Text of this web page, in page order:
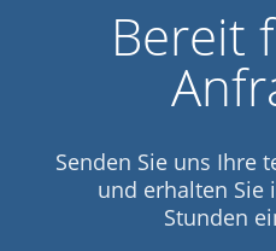
Bereit
Senden Sie uns Ihre
und erhalten Sie
Stunden